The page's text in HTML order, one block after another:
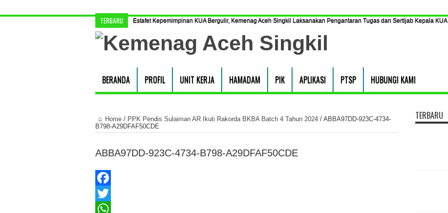
TERBARU Estafet Kepemimpinan KUA Bergulir, Kemenag Aceh Singkil Laksanakan Pengantaran Tugas dan Sertijab Kepala KUA
BERANDA PROFIL UNIT KERJA HAMADAM PIK APLIKASI PTSP HUBUNGI KAMI
Home/ PPK Pendis Sulaiman AR Ikuti Rakorda BKBA Batch 4 Tahun 2024/ ABBA97DD-923C-4734-
B798-A29DFAF50CDE
ABBA97DD-923C-4734-B798-A29DFAF50CDE
Facebook
Twitter
TERBARU